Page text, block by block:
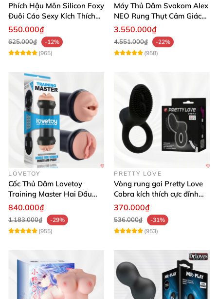
Phích Hậu Môn Silicon Foxy
Đuôi Cáo Sexy Kích Thích
Đỉnh Cao
550.000₫
625.000₫
-12%
(965)
Máy Thủ Dâm Svakom Alex
NEO Rung Thụt Cảm Giác
Thật, App Điều Khiển
3.550.000₫
4.551.000₫
-22%
(958)
LOVETOY
Cốc Thủ Dâm Lovetoy
Training Master Hai Đầu
Siêu Thật, Tăng Khoái Cảm
840.000₫
1.183.000₫
-29%
(955)
PRETTY LOVE
Vòng rung gai Pretty Love
Cobra kích thích cực đỉnh
trải nghiệm
370.000₫
536.000₫
-31%
(953)